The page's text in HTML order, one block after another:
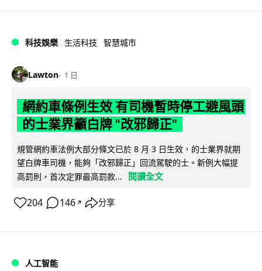
科技娛樂 生活科技 智慧城市
Lawton 1 日
網約車條例生效 有司機暫時停工避風頭
的士業界籲白牌 "改邪歸正"
規管網約車法例大部分條文已於 8 月 3 日生效，的士業界就期
望白牌車司機，能夠「改邪歸正」回流駕駛的士。新例大幅提
高罰則，首次定罪最高罰款...
閱讀全文
204 146 ↗ 分享
人工智能